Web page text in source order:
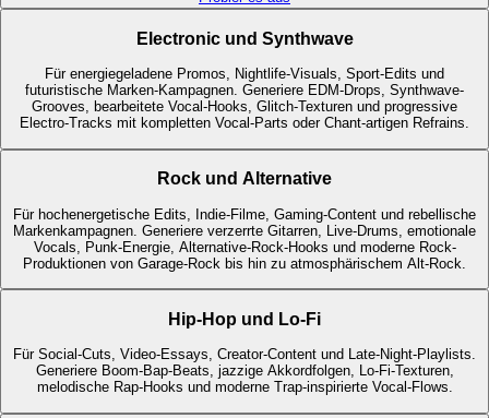
Electronic und Synthwave
Für energiegeladene Promos, Nightlife-Visuals, Sport-Edits und
futuristische Marken-Kampagnen. Generiere EDM-Drops, Synthwave-
Grooves, bearbeitete Vocal-Hooks, Glitch-Texturen und progressive
Electro-Tracks mit kompletten Vocal-Parts oder Chant-artigen Refrains.
Rock und Alternative
Für hochenergetische Edits, Indie-Filme, Gaming-Content und rebellische
Markenkampagnen. Generiere verzerrte Gitarren, Live-Drums, emotionale
Vocals, Punk-Energie, Alternative-Rock-Hooks und moderne Rock-
Produktionen von Garage-Rock bis hin zu atmosphärischem Alt-Rock.
Hip-Hop und Lo-Fi
Für Social-Cuts, Video-Essays, Creator-Content und Late-Night-Playlists.
Generiere Boom-Bap-Beats, jazzige Akkordfolgen, Lo-Fi-Texturen,
melodische Rap-Hooks und moderne Trap-inspirierte Vocal-Flows.